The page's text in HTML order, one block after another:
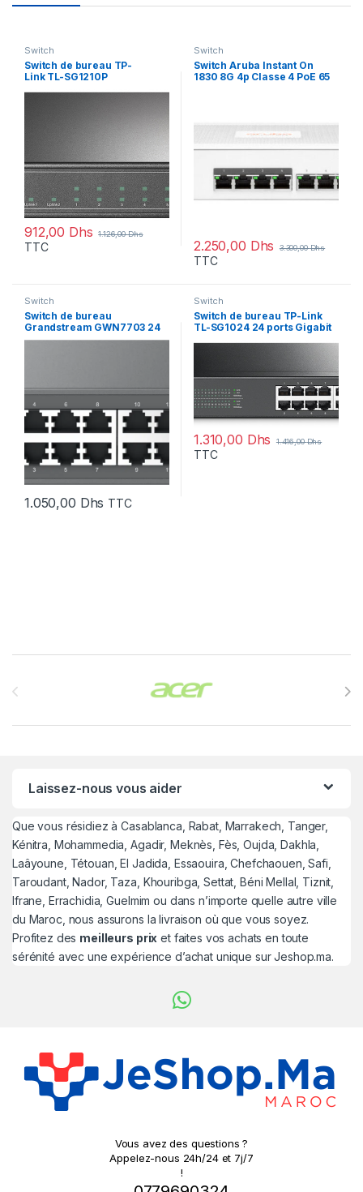
Switch
Switch de bureau TP-
Link TL-SG1210P
912,00 Dhs 1.126,00Dhs
TTC
Switch
Switch Aruba Instant On
1830 8G 4p Classe 4 PoE 65
2.250,00 Dhs 3.300,00Dhs
TTC
Switch
Switch de bureau
Grandstream GWN7703 24
Ports Gigabit
1.050,00 Dhs TTC
Switch
Switch de bureau TP-Link
TL-SG1024 24 ports Gigabit
1.310,00 Dhs 1.416,00Dhs
TTC
Laissez-nous vous aider
Que vous résidiez à Casablanca, Rabat, Marrakech, Tanger,
Kénitra, Mohammedia, Agadir, Meknès, Fès, Oujda, Dakhla,
Laâyoune, Tétouan, El Jadida, Essaouira, Chefchaouen, Safi,
Taroudant, Nador, Taza, Khouribga, Settat, Béni Mellal, Tiznit,
Ifrane, Errachidia, Guelmim ou dans n’importe quelle autre ville
du Maroc, nous assurons la livraison où que vous soyez.
Profitez des meilleurs prix et faites vos achats en toute
sérénité avec une expérience d’achat unique sur Jeshop.ma.
Vous avez des questions ?
Appelez-nous 24h/24 et 7j/7
!